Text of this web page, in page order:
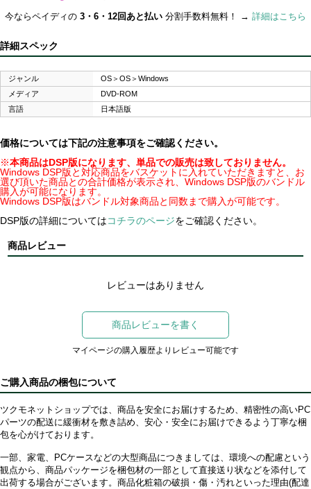
今ならペイディの 3・6・12回あと払い 分割手数料無料！ → 詳細はこちら
詳細スペック
ジャンル
OS＞OS＞Windows
メディア
DVD-ROM
言語
日本語版
価格については下記の注意事項をご確認ください。
※本商品はDSP版になります、単品での販売は致しておりません。
Windows DSP版と対応商品をバスケットに入れていただきますと、お
選び頂いた商品との合計価格が表示され、Windows DSP版のバンドル
購入が可能になります。
Windows DSP版はバンドル対象商品と同数まで購入が可能です。
DSP版の詳細についてはコチラのページをご確認ください。
商品レビュー
レビューはありません
商品レビューを書く
マイページの購入履歴よりレビュー可能です
ご購入商品の梱包について
ツクモネットショップでは、商品を安全にお届けするため、精密性の高いPC
パーツの配送に緩衝材を敷き詰め、安心・安全にお届けできるよう丁寧な梱
包を心がけております。
一部、家電、PCケースなどの大型商品につきましては、環境への配慮という
観点から、商品パッケージを梱包材の一部として直接送り状などを添付して
出荷する場合がございます。商品化粧箱の破損・傷・汚れといった理由(配達